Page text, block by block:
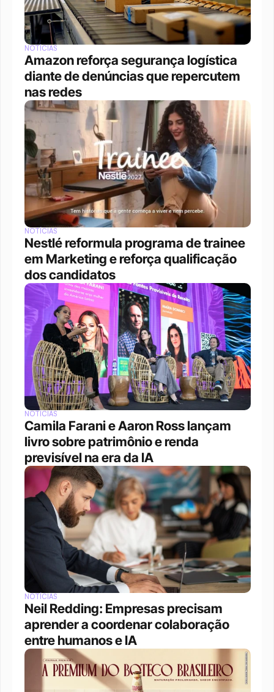
NOTÍCIAS
Amazon reforça segurança logística
diante de denúncias que repercutem
nas redes
NOTÍCIAS
Nestlé reformula programa de trainee
em Marketing e reforça qualificação
dos candidatos
NOTÍCIAS
Camila Farani e Aaron Ross lançam
livro sobre patrimônio e renda
previsível na era da IA
NOTÍCIAS
Neil Redding: Empresas precisam
aprender a coordenar colaboração
entre humanos e IA